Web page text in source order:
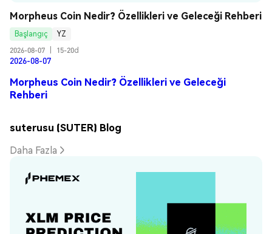
Morpheus Coin Nedir? Özellikleri ve Geleceği Rehberi
Başlangıç
YZ
2026-08-07
15-20d
2026-08-07
Morpheus Coin Nedir? Özellikleri ve Geleceği
Rehberi
suterusu (SUTER) Blog
Daha Fazla